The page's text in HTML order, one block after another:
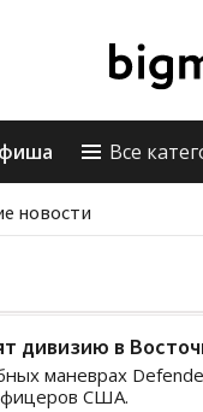
Все
новости
дивизию в
маневрах
США.